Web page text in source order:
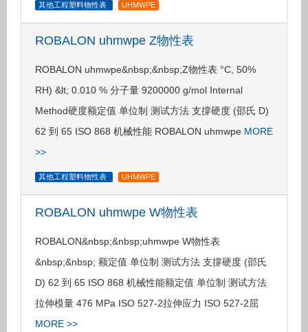
其他工程塑料物性表 UHMWPE
ROBALON uhmwpe Z物性表
ROBALON uhmwpe&nbsp;&nbsp;Z物性表 °C, 50%
RH) &lt; 0.010 % 分子量 9200000 g/mol Internal
Method硬度额定值 单位制 测试方法 支撐硬度 (邵氏 D)
62 到 65 ISO 868 机械性能 ROBALON uhmwpe MORE
>>
其他工程塑料物性表 UHMWPE
ROBALON uhmwpe W物性表
ROBALON&nbsp;&nbsp;uhmwpe W物性表
&nbsp;&nbsp; 额定值 单位制 测试方法 支撐硬度 (邵氏
D) 62 到 65 ISO 868 机械性能额定值 单位制 测试方法
拉伸模量 476 MPa ISO 527-2拉伸应力 ISO 527-2屈
MORE >>